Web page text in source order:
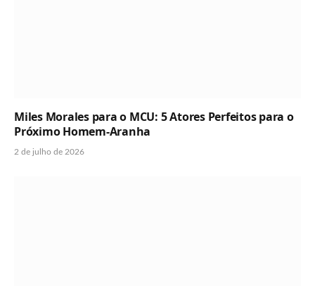
Miles Morales para o MCU: 5 Atores Perfeitos para o
Próximo Homem-Aranha
2 de julho de 2026